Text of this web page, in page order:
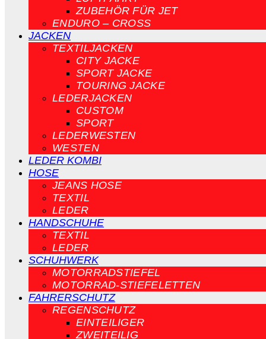
ZUBEHÖR FÜR JET
ENDURO – CROSS
JACKEN
TEXTILJACKEN
CITY JACKE
SPORT JACKE
TOURING JACKE
LEDERJACKEN
CUSTOM
SPORT
LEDERWESTEN
WESTEN
LEDER KOMBI
HOSE
JEANS HOSE
TEXTIL
LEDER
HANDSCHUHE
TEXTIL
LEDER
SCHUHWERK
MOTORRADSTIEFEL
MOTORRAD-STIEFELETTEN
FAHRERSCHUTZ
REGENSCHUTZ
EINTEILIGER
ZWEITEILIG